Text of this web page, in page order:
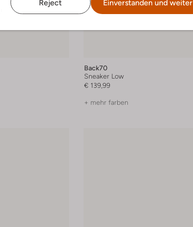
Reject Einverstanden und weiter
Back70
Sneaker Low
€ 139,99
+ mehr farben